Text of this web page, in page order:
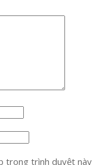
trong trình duyệt này